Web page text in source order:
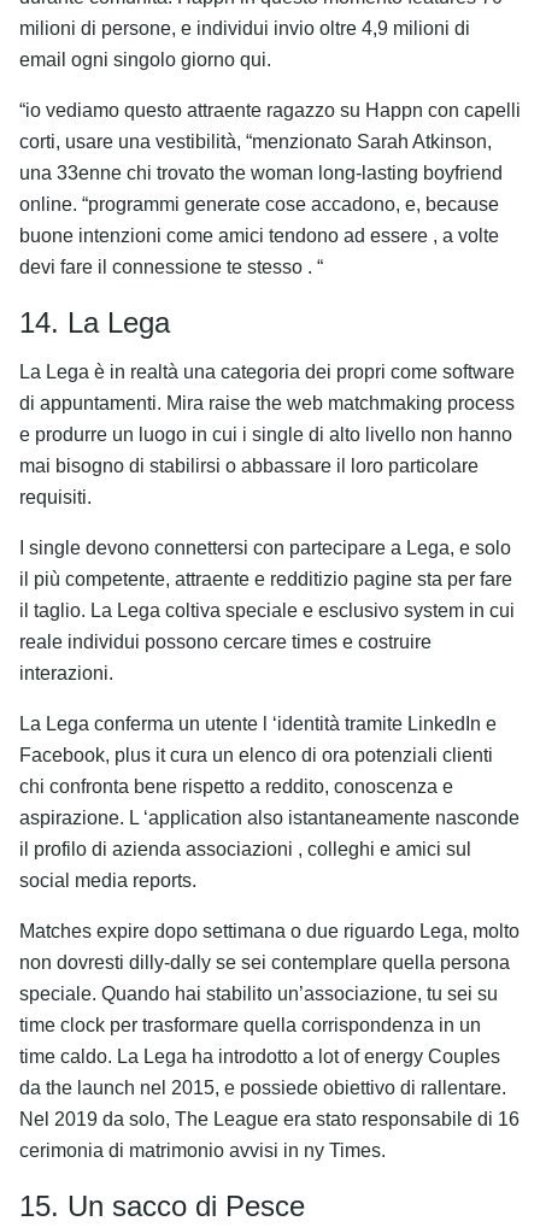
milioni di persone, e individui invio oltre 4,9 milioni di
email ogni singolo giorno qui.
“io vediamo questo attraente ragazzo su Happn con capelli
corti, usare una vestibilità, “menzionato Sarah Atkinson,
una 33enne chi trovato the woman long-lasting boyfriend
online. “programmi generate cose accadono, e, because
buone intenzioni come amici tendono ad essere , a volte
devi fare il connessione te stesso . “
14. La Lega
La Lega è in realtà una categoria dei propri come software
di appuntamenti. Mira raise the web matchmaking process
e produrre un luogo in cui i single di alto livello non hanno
mai bisogno di stabilirsi o abbassare il loro particolare
requisiti.
I single devono connettersi con partecipare a Lega, e solo
il più competente, attraente e redditizio pagine sta per fare
il taglio. La Lega coltiva speciale e esclusivo system in cui
reale individui possono cercare times e costruire
interazioni.
La Lega conferma un utente l ‘identità tramite LinkedIn e
Facebook, plus it cura un elenco di ora potenziali clienti
chi confronta bene rispetto a reddito, conoscenza e
aspirazione. L ‘application also istantaneamente nasconde
il profilo di azienda associazioni , colleghi e amici sul
social media reports.
Matches expire dopo settimana o due riguardo Lega, molto
non dovresti dilly-dally se sei contemplare quella persona
speciale. Quando hai stabilito un’associazione, tu sei su
time clock per trasformare quella corrispondenza in un
time caldo. La Lega ha introdotto a lot of energy Couples
da the launch nel 2015, e possiede obiettivo di rallentare.
Nel 2019 da solo, The League era stato responsabile di 16
cerimonia di matrimonio avvisi in ny Times.
15. Un sacco di Pesce